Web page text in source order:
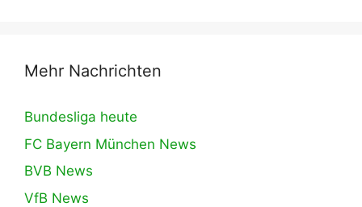
Mehr Nachrichten
Bundesliga heute
FC Bayern München News
BVB News
VfB News